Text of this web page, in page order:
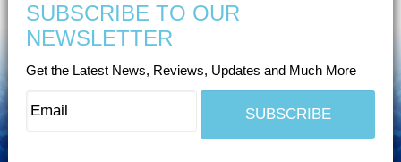
SUBSCRIBE TO OUR
NEWSLETTER
Get the Latest News, Reviews, Updates and Much More